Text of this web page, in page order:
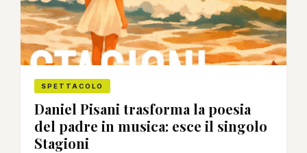
SPETTACOLO
Daniel Pisani trasforma la poesia
del padre in musica: esce il singolo
Stagioni